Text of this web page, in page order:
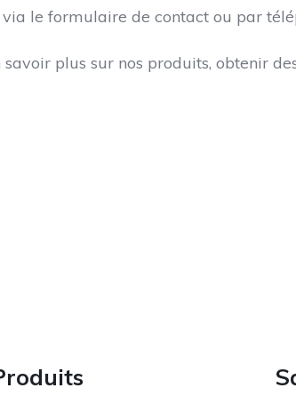
le formulaire de contact ou par
plus sur nos produits, obtenir